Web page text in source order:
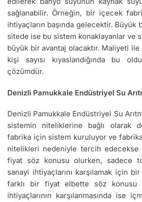
sağlanabilir. Örneğin, bir içecek
ihtiyaçların başında gelecektir.
sitede ise bu sistem konaklayanlar ve
büyük bir avantaj olacaktır. Maliyeti
kişi sayısı kıyaslandığında bu
çözümdür.
Denizli Pamukkale Endüstriyel Su
Denizli Pamukkale Endüstriyel Su
sistemin niteliklerine bağlı olarak
fabrika için sistem kuruluyor ve
nitelikleri nedeniyle tercih edecekse
fiyat söz konusu olurken, sadece
sanayi ihtiyaçlarını karşılamak için
farklı bir fiyat elbette söz konusu
ihtiyaçlarının karşılanmasında ise